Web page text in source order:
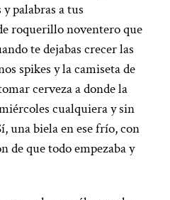
palabras a tus
roquerillo noventero que
te dejabas crecer las
spikes y la camiseta de
cerveza a donde la
cualquiera y sin
í, una biela en ese frío, con
de que todo empezaba y